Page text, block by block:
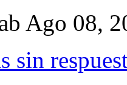
Ago 08,
sin